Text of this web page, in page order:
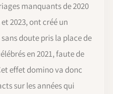
manquants de 2020
2023, ont créé un
doute pris la place de
en 2021, faute de
effet domino va donc
sur les années qui